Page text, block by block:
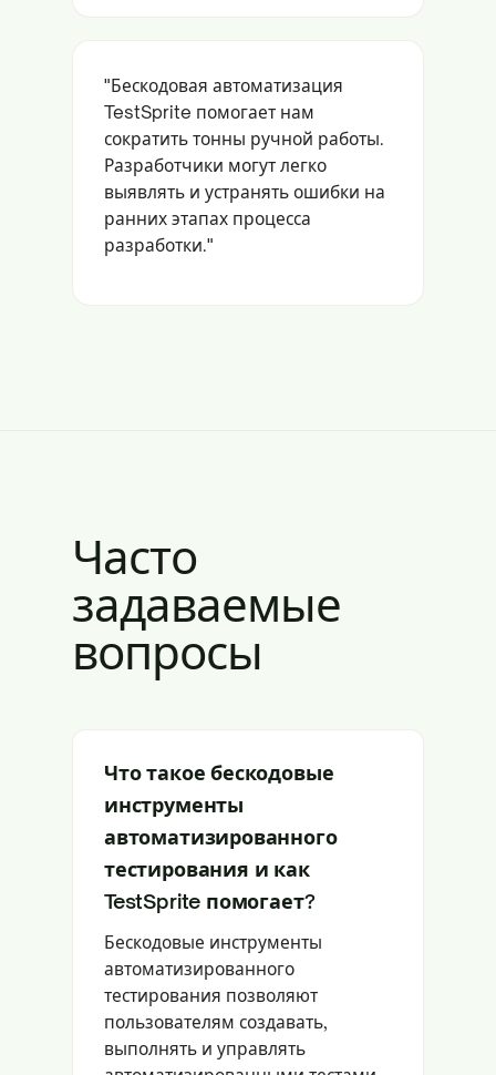
"Бескодовая автоматизация
TestSprite помогает нам
сократить тонны ручной работы.
Разработчики могут легко
выявлять и устранять ошибки на
ранних этапах процесса
разработки."
Часто
задаваемые
вопросы
Что такое бескодовые
инструменты
автоматизированного
тестирования и как
TestSprite помогает?
Бескодовые инструменты
автоматизированного
тестирования позволяют
пользователям создавать,
выполнять и управлять